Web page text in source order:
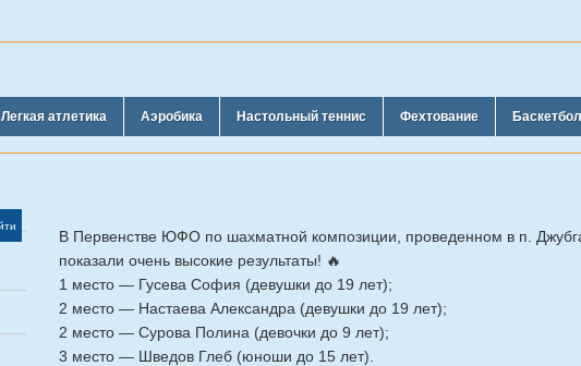
Легкая атлетика Аэробика Настольный теннис Фехтование Баскетбол
В Первенстве ЮФО по шахматной композиции, проведенном в п.
показали очень высокие результаты! 🔥
1 место — Гусева София (девушки до 19 лет);
2 место — Настаева Александра (девушки до 19 лет);
2 место — Сурова Полина (девочки до 9 лет);
3 место — Шведов Глеб (юноши до 15 лет).